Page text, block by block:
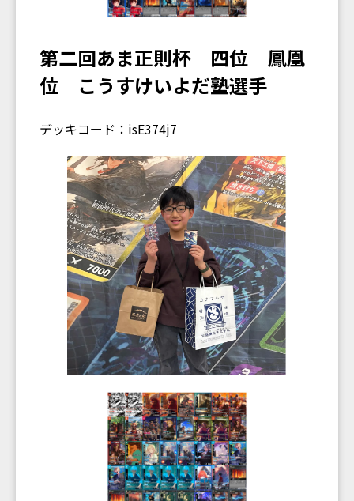
第二回あま正則杯 四位 鳳凰
位 こうすけいよだ塾選手
デッキコード：isE374j7